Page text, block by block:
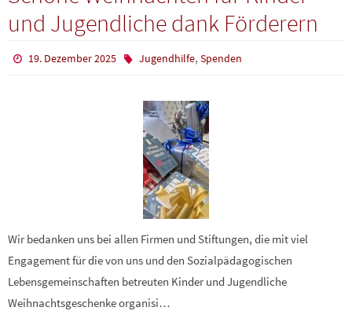
und Jugendliche dank Förderern
19. Dezember 2025 Jugendhilfe, Spenden
Wir bedanken uns bei allen Firmen und Stiftungen, die mit viel
Engagement für die von uns und den Sozialpädagogischen
Lebensgemeinschaften betreuten Kinder und Jugendliche
Weihnachtsgeschenke organisi…